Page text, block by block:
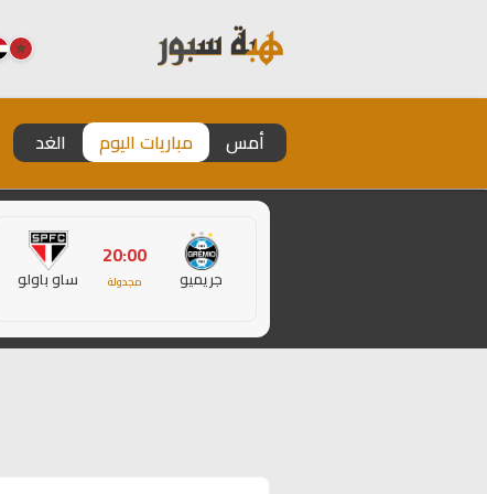
أمس مباريات اليوم الغد
جريميو
20:00
مجدولة ساو باولو